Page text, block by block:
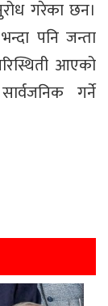
गरेका छन।
पनि जन्ता
आएको
गर्ने